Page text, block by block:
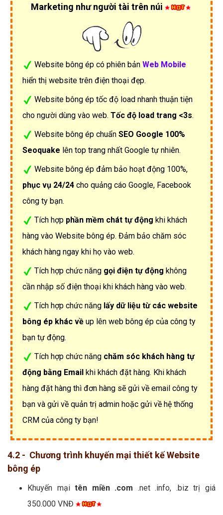
Marketing như người tài trên núi
Website bông ép có phiên bản Web Mobile
hiển thị website trên điện thoại đẹp.
Website bông ép tốc độ load nhanh thuận tiện
cho người dùng vào web. Tốc độ load trang <3s.
Website bông ép chuẩn SEO Google 100%
Seoquake lên top trang nhất Google tự nhiên.
Website bông ép đảm bảo hoạt động 100%,
phục vụ 24/24 cho quảng cáo Google, Facebook
công ty bạn.
Tích hợp phần mềm chát tự động khi khách
hàng vào Website bông ép. Đảm bảo chăm sóc
khách hàng ngay khi họ vào web.
Tích hợp chức năng gọi điện tự động không
cần nhập số điện thoại khi khách hàng vào web.
Tích hợp chức năng lấy dữ liệu từ các website
bông ép khác về up lên web bông ép của công ty
bạn tự động.
Tích hợp chức năng chăm sóc khách hàng tự
động bằng Email khi khách đặt hàng. Khi khách
hàng đặt hàng thì đơn hàng sẽ gửi về email công ty
bạn và gửi về quản trị admin hoặc gửi về hệ thống
CRM của công ty bạn!
4.2 - Chương trình khuyến mại thiết kế Website
bông ép
Khuyến mạitên miền .com .net .info, .biz trị giá
350.000 VNĐ